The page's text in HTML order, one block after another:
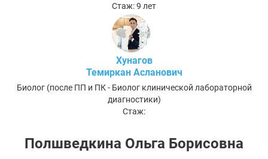
Стаж: 9 лет
Хунагов
Темиркан Асланович
Биолог (после ПП и ПК - Биолог клинической лабораторной
диагностики)
Стаж:
Полшведкина Ольга Борисовна